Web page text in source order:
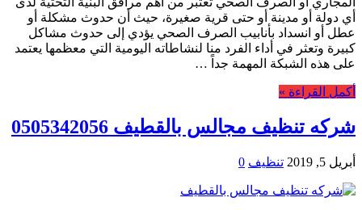
أي دولة أو مدينة أو حتى قرية صغيرة، حيث أن حدوث مشكلة أو
عطل أو انسداد بأنابيب الصرف الصحي يؤدي إلى حدوث مشاكل
كبيرة وتعثر في أداء الفرد منا لنشاطاته اليومية التي معظمها يعتمد
على هذه الشبكة المهمة جداً …
أكمل القراءة »
شركه تنظيف مجالس بالقطيف 0505342056
أبريل 5, 2019 تنظيف 0